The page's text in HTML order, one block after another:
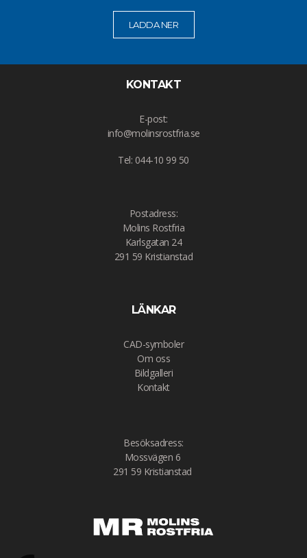
LADDA NER
KONTAKT
E-post:
info@molinsrostfria.se
Tel: 044-10 99 50
Postadress:
Molins Rostfria
Karlsgatan 24
291 59 Kristianstad
LÄNKAR
CAD-symboler
Om oss
Bildgalleri
Kontakt
Besöksadress:
Mossvägen 6
291 59 Kristianstad